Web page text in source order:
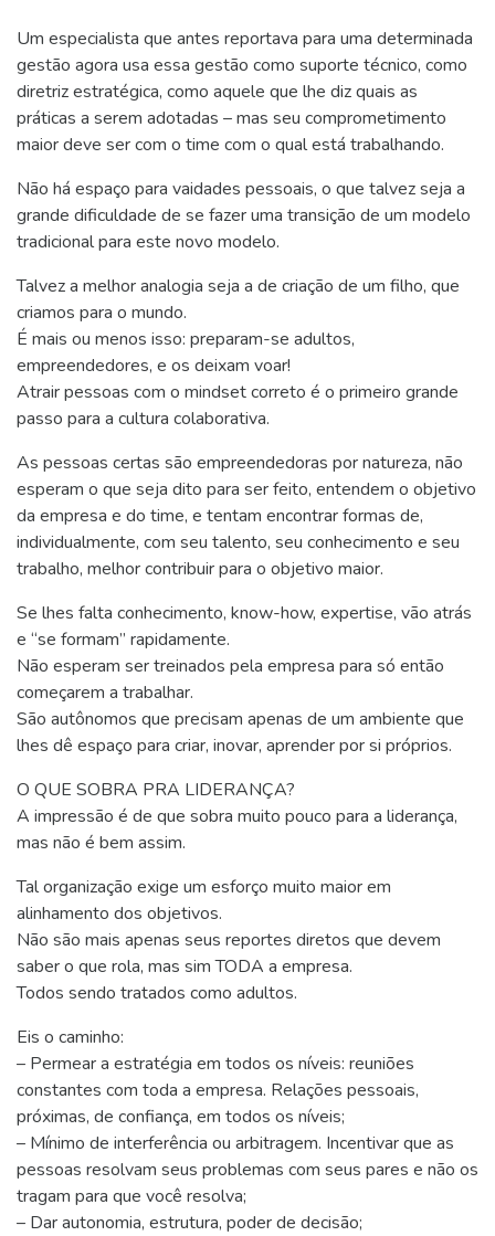
Um especialista que antes reportava para uma determinada
gestão agora usa essa gestão como suporte técnico, como
diretriz estratégica, como aquele que lhe diz quais as
práticas a serem adotadas – mas seu comprometimento
maior deve ser com o time com o qual está trabalhando.
Não há espaço para vaidades pessoais, o que talvez seja a
grande dificuldade de se fazer uma transição de um modelo
tradicional para este novo modelo.
Talvez a melhor analogia seja a de criação de um filho, que
criamos para o mundo.
É mais ou menos isso: preparam-se adultos,
empreendedores, e os deixam voar!
Atrair pessoas com o mindset correto é o primeiro grande
passo para a cultura colaborativa.
As pessoas certas são empreendedoras por natureza, não
esperam o que seja dito para ser feito, entendem o objetivo
da empresa e do time, e tentam encontrar formas de,
individualmente, com seu talento, seu conhecimento e seu
trabalho, melhor contribuir para o objetivo maior.
Se lhes falta conhecimento, know-how, expertise, vão atrás
e “se formam” rapidamente.
Não esperam ser treinados pela empresa para só então
começarem a trabalhar.
São autônomos que precisam apenas de um ambiente que
lhes dê espaço para criar, inovar, aprender por si próprios.
O QUE SOBRA PRA LIDERANÇA?
A impressão é de que sobra muito pouco para a liderança,
mas não é bem assim.
Tal organização exige um esforço muito maior em
alinhamento dos objetivos.
Não são mais apenas seus reportes diretos que devem
saber o que rola, mas sim TODA a empresa.
Todos sendo tratados como adultos.
Eis o caminho:
– Permear a estratégia em todos os níveis: reuniões
constantes com toda a empresa. Relações pessoais,
próximas, de confiança, em todos os níveis;
– Mínimo de interferência ou arbitragem. Incentivar que as
pessoas resolvam seus problemas com seus pares e não os
tragam para que você resolva;
– Dar autonomia, estrutura, poder de decisão;